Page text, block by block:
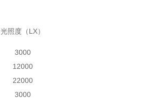
光照度（LX）
3000
12000
22000
3000